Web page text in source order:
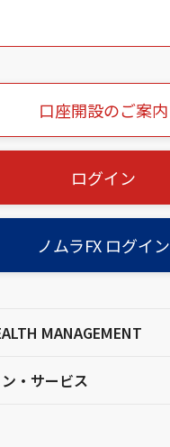
口座開設のご案内
ログイン
ノムラFX ログイン
MANAGEMENT
・サービス